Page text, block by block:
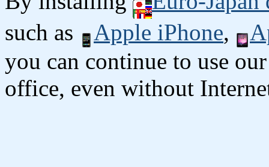
such as
Apple iPhone,
you can continue to use
office, even without